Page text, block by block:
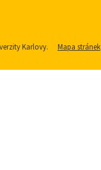
Karlovy. Mapa stránek